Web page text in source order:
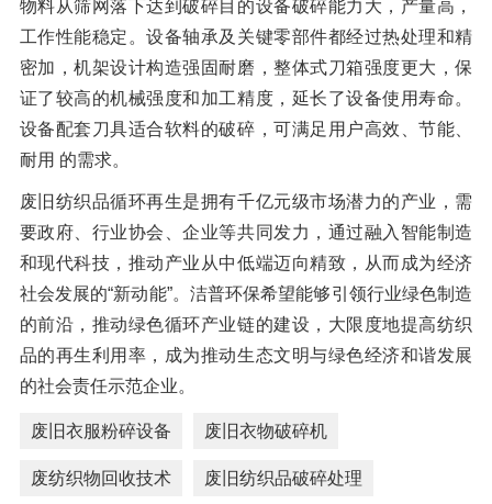
物料从筛网落下达到破碎目的设备破碎能力大，产量高，
工作性能稳定。设备轴承及关键零部件都经过热处理和精
密加，机架设计构造强固耐磨，整体式刀箱强度更大，保
证了较高的机械强度和加工精度，延长了设备使用寿命。
设备配套刀具适合软料的破碎，可满足用户高效、节能、
耐用 的需求。
废旧纺织品循环再生是拥有千亿元级市场潜力的产业，需
要政府、行业协会、企业等共同发力，通过融入智能制造
和现代科技，推动产业从中低端迈向精致，从而成为经济
社会发展的“新动能”。洁普环保希望能够引领行业绿色制造
的前沿，推动绿色循环产业链的建设，大限度地提高纺织
品的再生利用率，成为推动生态文明与绿色经济和谐发展
的社会责任示范企业。
废旧衣服粉碎设备 废旧衣物破碎机
废纺织物回收技术 废旧纺织品破碎处理